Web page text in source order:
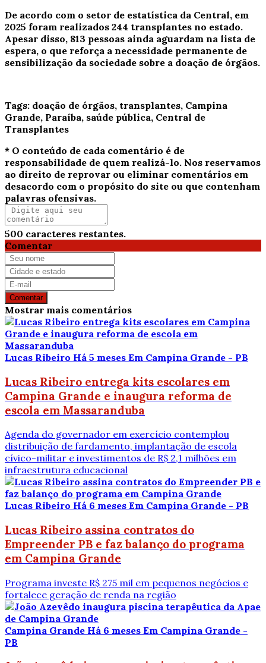
De acordo com o setor de estatística da Central, em
2025 foram realizados 244 transplantes no estado.
Apesar disso, 813 pessoas ainda aguardam na lista de
espera, o que reforça a necessidade permanente de
sensibilização da sociedade sobre a doação de órgãos.
Tags: doação de órgãos, transplantes, Campina
Grande, Paraíba, saúde pública, Central de
Transplantes
* O conteúdo de cada comentário é de
responsabilidade de quem realizá-lo. Nos reservamos
ao direito de reprovar ou eliminar comentários em
desacordo com o propósito do site ou que contenham
palavras ofensivas.
500 caracteres restantes.
Comentar
Comentar
Mostrar mais comentários
Lucas Ribeiro Há 5 meses Em Campina Grande - PB
Lucas Ribeiro entrega kits escolares em
Campina Grande e inaugura reforma de
escola em Massaranduba
Agenda do governador em exercício contemplou
distribuição de fardamento, implantação de escola
cívico-militar e investimentos de R$ 2,1 milhões em
infraestrutura educacional
Lucas Ribeiro Há 6 meses Em Campina Grande - PB
Lucas Ribeiro assina contratos do
Empreender PB e faz balanço do programa
em Campina Grande
Programa investe R$ 275 mil em pequenos negócios e
fortalece geração de renda na região
Campina Grande Há 6 meses Em Campina Grande -
PB